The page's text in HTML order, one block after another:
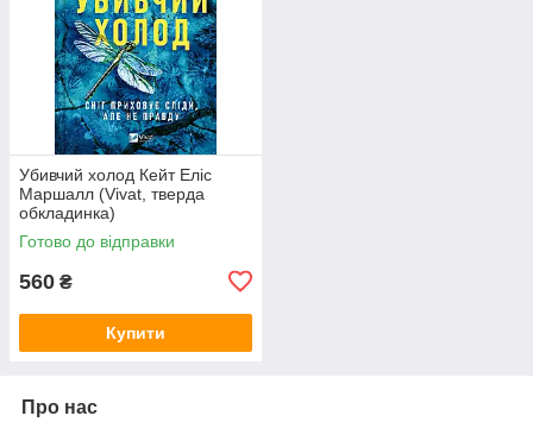
Убивчий холод Кейт Еліс
Маршалл (Vivat, тверда
обкладинка)
Готово до відправки
560 ₴
Купити
Про нас